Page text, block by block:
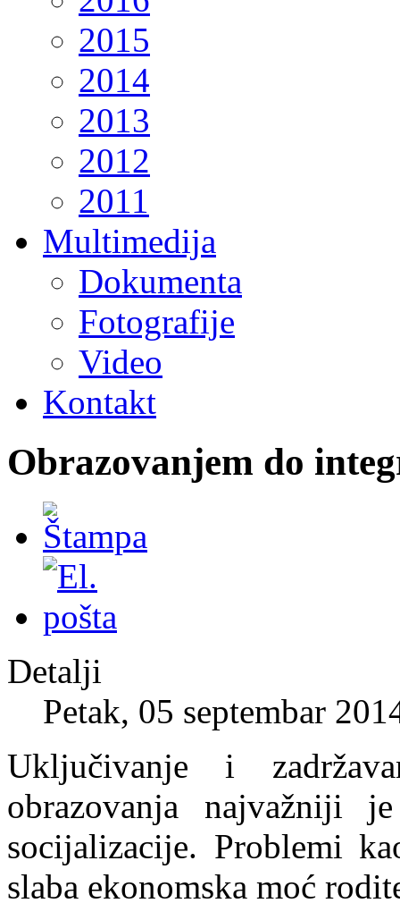
2015
2014
2013
2012
2011
Multimedija
Dokumenta
Fotografije
Video
Kontakt
Obrazovanjem do
Detalji
Petak, 05 septembar
Uključivanje i
obrazovanja najvažniji
socijalizacije. Problemi
slaba ekonomska moć